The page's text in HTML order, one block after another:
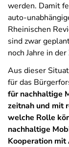
werden. Damit
auto-
Rheinischen
sind zwar
noch Jahre in
Aus dieser
für das
für nachhaltige
zeitnah und mit
welche Rolle
nachhaltige
Kooperation mit